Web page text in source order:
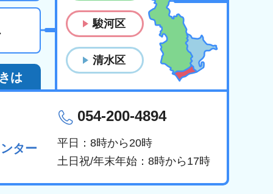
駿河区
清水区
は
ター
054-200-4894
平日：8時から20時
土日祝/年末年始：8時から17時